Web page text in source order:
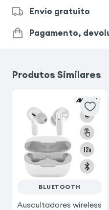
Envio gratuito
Pagamento,
Produtos Similares
BLUETOOTH
Auscultadores wireless